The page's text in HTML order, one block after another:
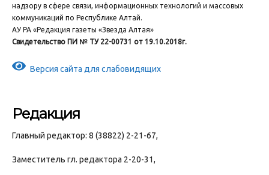
надзору в сфере связи, информационных технологий и массовых
коммуникаций по Республике Алтай.
АУ РА «Редакция газеты «Звезда Алтая»
Свидетельство ПИ № ТУ 22-00731 от 19.10.2018г.
Версия сайта для слабовидящих
Редакция
Главный редактор: 8 (38822) 2-21-67,
Заместитель гл. редактора 2-20-31,